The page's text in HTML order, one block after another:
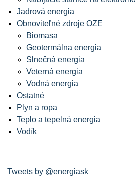
Jadrová energia
Obnoviteľné zdroje OZE
Biomasa
Geotermálna energia
Slnečná energia
Veterná energia
Vodná energia
Ostatné
Plyn a ropa
Teplo a tepelná energia
Vodík
Tweets by @energiask